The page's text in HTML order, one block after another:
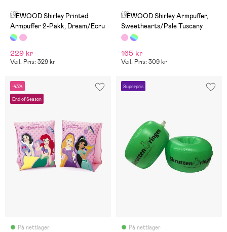
(0)
LIEWOOD Shirley Printed
Armpuffer 2-Pakk, Dream/Ecru
229 kr
Veil. Pris: 329 kr
(0)
LIEWOOD Shirley Armpuffer,
Sweethearts/Pale Tuscany
165 kr
Veil. Pris: 309 kr
-43%
End of Season
På nettlager
Superpris
På nettlager